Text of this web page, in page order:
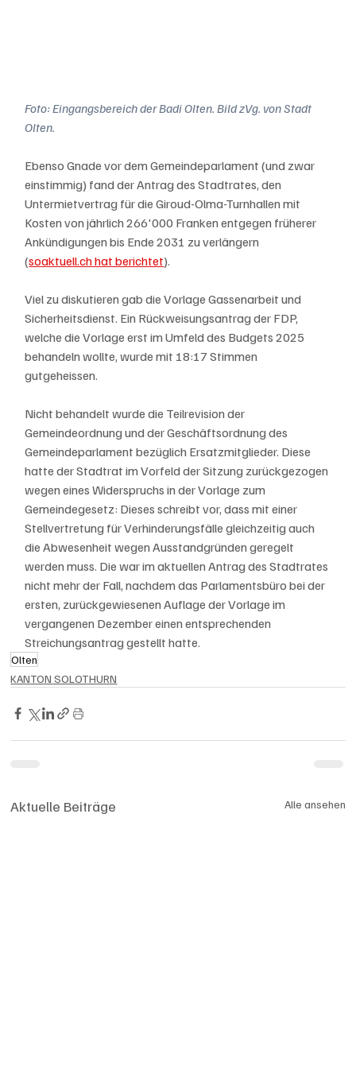
Foto: Eingangsbereich der Badi Olten. Bild zVg. von Stadt
Olten.
Ebenso Gnade vor dem Gemeindeparlament (und zwar
einstimmig) fand der Antrag des Stadtrates, den
Untermietvertrag für die Giroud-Olma-Turnhallen mit
Kosten von jährlich 266'000 Franken entgegen früherer
Ankündigungen bis Ende 2031 zu verlängern
(soaktuell.ch hat berichtet).
Viel zu diskutieren gab die Vorlage Gassenarbeit und
Sicherheitsdienst. Ein Rückweisungsantrag der FDP,
welche die Vorlage erst im Umfeld des Budgets 2025
behandeln wollte, wurde mit 18:17 Stimmen
gutgeheissen.
Nicht behandelt wurde die Teilrevision der
Gemeindeordnung und der Geschäftsordnung des
Gemeindeparlament bezüglich Ersatzmitglieder. Diese
hatte der Stadtrat im Vorfeld der Sitzung zurückgezogen
wegen eines Widerspruchs in der Vorlage zum
Gemeindegesetz: Dieses schreibt vor, dass mit einer
Stellvertretung für Verhinderungsfälle gleichzeitig auch
die Abwesenheit wegen Ausstandgründen geregelt
werden muss. Die war im aktuellen Antrag des Stadtrates
nicht mehr der Fall, nachdem das Parlamentsbüro bei der
ersten, zurückgewiesenen Auflage der Vorlage im
vergangenen Dezember einen entsprechenden
Streichungsantrag gestellt hatte.
Olten
KANTON SOLOTHURN
Aktuelle Beiträge Alle ansehen